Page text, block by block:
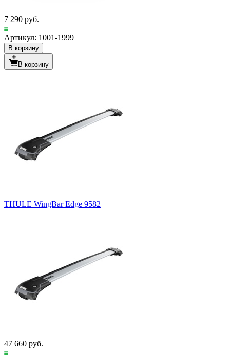
7 290 руб.
Артикул: 1001-1999
В корзину
В корзину
THULE WingBar Edge 9582
47 660 руб.